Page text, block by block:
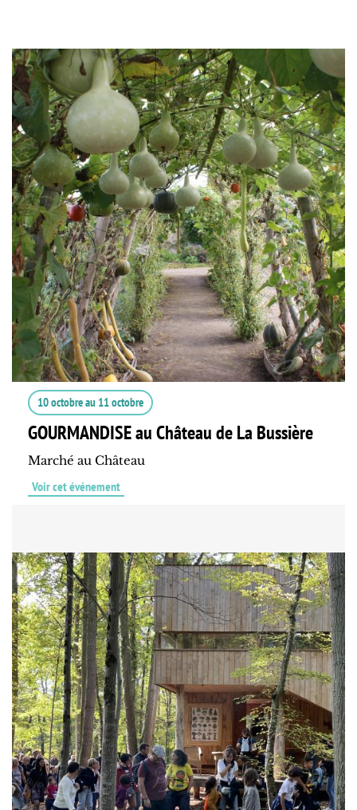
10 octobreau 11 octobre
GOURMANDISE au Château de La Bussière
Marché au Château
Voir cet événement